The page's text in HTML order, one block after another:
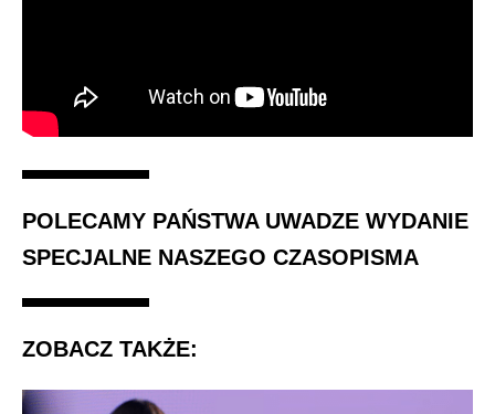
POLECAMY PAŃSTWA UWADZE WYDANIE
SPECJALNE NASZEGO CZASOPISMA
ZOBACZ TAKŻE: